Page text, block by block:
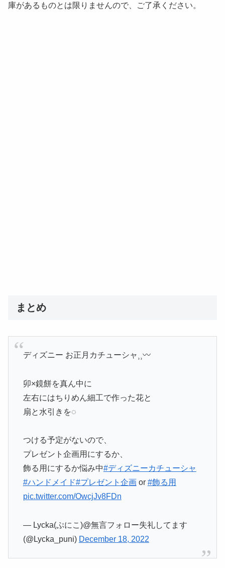
庫があるものとは限りませんので、ご了承ください。
まとめ
ディズニー お正月カチューシャ⸒⸒〰︎
卯×鏡餅を真ん中に
左右にはちりめん細工で作った花と
扇と水引きを◌
つける予定がないので、
プレゼント企画用にするか、
飾る用にするか悩み中#ディズニーカチューシャ
#ハンドメイド#プレゼント企画or #飾る用
pic.twitter.com/OwcjJv8FDn
— Lycka(ぷにこ)@無言フォロー失礼してます
(@Lycka_puni) December 18, 2022